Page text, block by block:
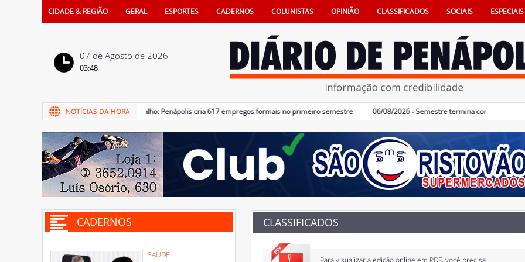
CIDADE & REGIÃO GERAL ESPORTES CADERNOS COLUNISTAS OPINIÃO CLASSIFICADOS SOCIAIS ESPECIAIS
07 de Agosto de 2026
03:48
07/08/2026 - Mercado de trabalho: Penápolis cria 617 empregos formais no primeiro semestre 06/08/2026 - Semestre termina com 617 vagas de
CADERNOS
SAÚDE
CLASSIFICADOS